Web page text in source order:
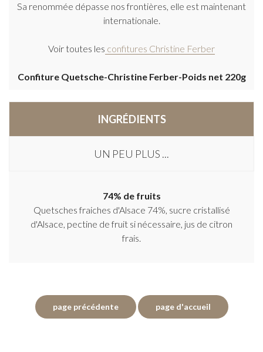
Sa renommée dépasse nos frontières, elle est maintenant
internationale.
Voir toutes les confitures Christine Ferber
Confiture Quetsche-Christine Ferber-Poids net 220g
INGRÉDIENTS
UN PEU PLUS ...
74% de fruits
Quetsches fraiches d'Alsace 74%, sucre cristallisé
d'Alsace, pectine de fruit si nécessaire, jus de citron
frais.